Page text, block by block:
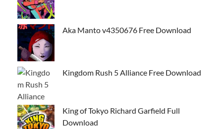
Aka Manto v4350676 Free Download
Kingdom Rush 5 Alliance Free Download
King of Tokyo Richard Garfield Full
Download